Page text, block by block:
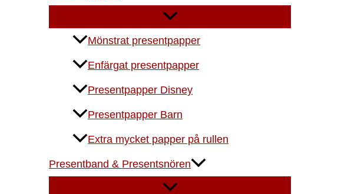
Mönstrat presentpapper
Enfärgat presentpapper
Presentpapper Disney
Presentpapper Barn
Extra mycket papper på rullen
Presentband & Presentsnören